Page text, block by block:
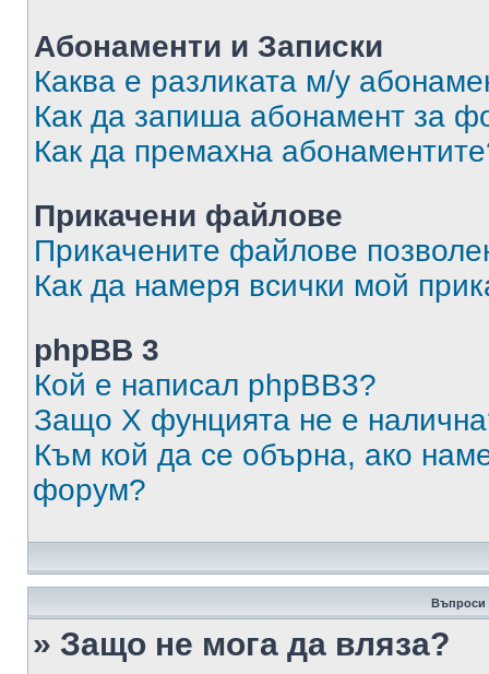
Абонаменти и Записки
Каква е разликата м/у
Как да запиша абонамент за
Как да премахна
Прикачени файлове
Прикачените файлове
Как да намеря всички мой
phpBB 3
Кой е написал phpBB3?
Защо X фунцията не е
Към кой да се обърна, ако
форум?
Въпроси
» Защо не мога да вляза?